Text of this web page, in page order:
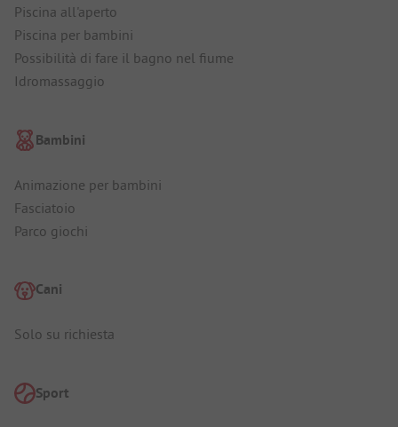
Piscina all'aperto
Piscina per bambini
Possibilità di fare il bagno nel fiume
Idromassaggio
Bambini
Animazione per bambini
Fasciatoio
Parco giochi
Cani
Solo su richiesta
Sport